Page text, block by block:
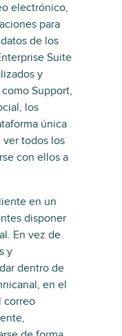
electrónico,
para
de los
Suite
y
Support,
los
única
todos los
con ellos a
en un
disponer
En vez de
y
dentro de
en el
correo